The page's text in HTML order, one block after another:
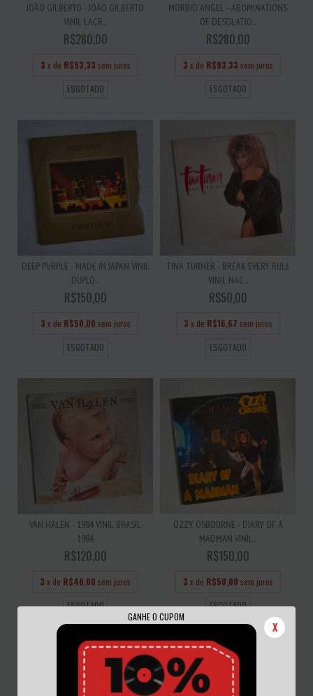
GANHE O CUPOM
X
JOÃO GILBERTO - JOÃO GILBERTO
VINIL LACR...
R$280,00
3 x de R$93,33 sem juros
ESGOTADO
MORBID ANGEL - ABOMINATIONS
OF DESOLATIO...
R$280,00
3 x de R$93,33 sem juros
ESGOTADO
DEEP PURPLE - MADE IN JAPAN VINIL
DUPLO...
R$150,00
3 x de R$50,00 sem juros
ESGOTADO
TINA TURNER - BREAK EVERY RULE
VINIL NAC...
R$50,00
3 x de R$16,67 sem juros
ESGOTADO
VAN HALEN - 1984 VINIL BRASIL
1984
R$120,00
3 x de R$40,00 sem juros
ESGOTADO
OZZY OSBOURNE - DIARY OF A
MADMAN VINIL...
R$150,00
3 x de R$50,00 sem juros
ESGOTADO